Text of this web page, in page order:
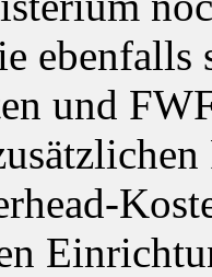
ebenfalls
und